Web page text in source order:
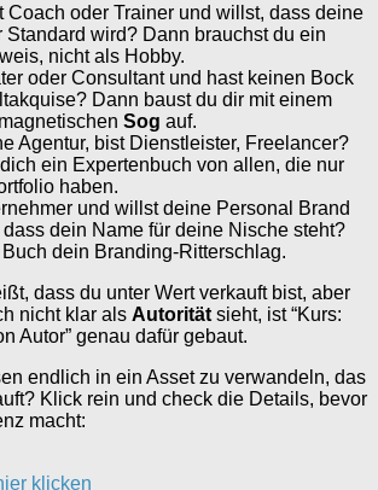
Coach oder Trainer und willst, dass deine
Standard wird? Dann brauchst du ein
nicht als Hobby.
oder Consultant und hast keinen Bock
Dann baust du dir mit einem
Sog auf.
Agentur, bist Dienstleister, Freelancer?
ein Expertenbuch von allen, die nur
haben.
und willst deine Personal Brand
dein Name für deine Nische steht?
dein Branding-Ritterschlag.
dass du unter Wert verkauft bist, aber
nicht klar als Autorität sieht, ist “Kurs:
Autor” genau dafür gebaut.
endlich in ein Asset zu verwandeln, das
Klick rein und check die Details, bevor
macht: